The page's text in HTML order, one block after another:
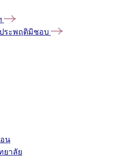
ระพฤติมิชอบ
น
ยาลัย